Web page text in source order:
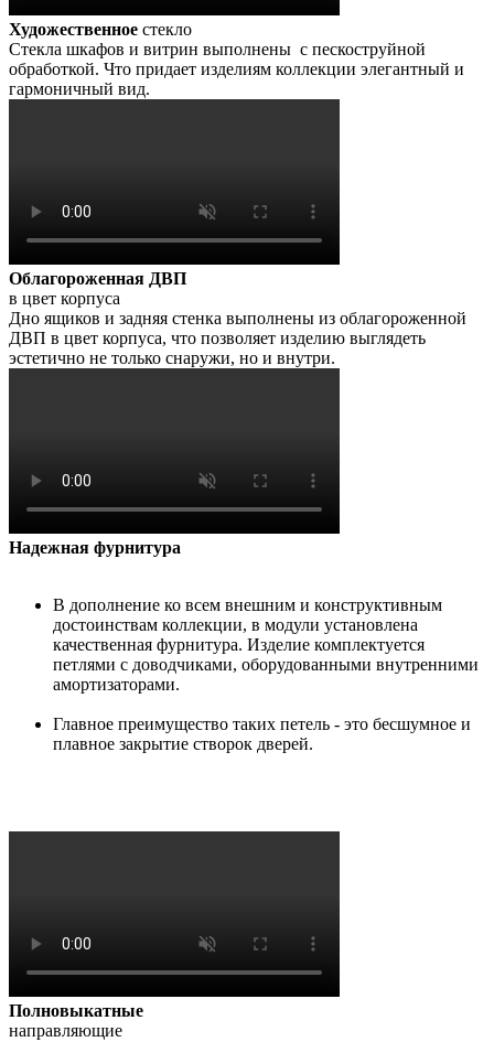
Художественное стекло
Стекла шкафов и витрин выполнены с пескоструйной
обработкой. Что придает изделиям коллекции элегантный и
гармоничный вид.
Облагороженная ДВП
в цвет корпуса
Дно ящиков и задняя стенка выполнены из облагороженной
ДВП в цвет корпуса, что позволяет изделию выглядеть
эстетично не только снаружи, но и внутри.
Надежная фурнитура
В дополнение ко всем внешним и конструктивным
достоинствам коллекции, в модули установлена
качественная фурнитура. Изделие комплектуется
петлями с доводчиками, оборудованными внутренними
амортизаторами.
Главное преимущество таких петель - это бесшумное и
плавное закрытие створок дверей.
Полновыкатные
направляющие